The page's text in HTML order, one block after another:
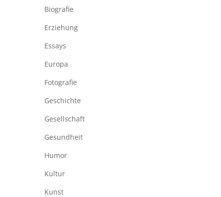
Biografie
Erziehung
Essays
Europa
Fotografie
Geschichte
Gesellschaft
Gesundheit
Humor
Kultur
Kunst